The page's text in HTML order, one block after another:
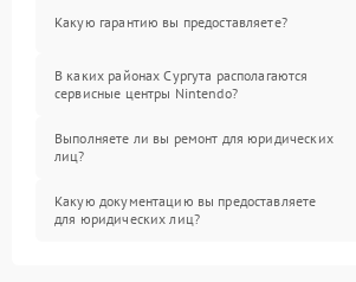
Какую гарантию вы предоставляете?
В каких районах Сургута располагаются
сервисные центры Nintendo?
Выполняете ли вы ремонт для юридических
лиц?
Какую документацию вы предоставляете
для юридических лиц?